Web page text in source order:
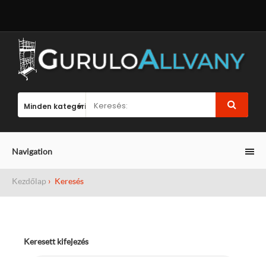
Navigation
Kezdőlap Keresés
Keresett kifejezés